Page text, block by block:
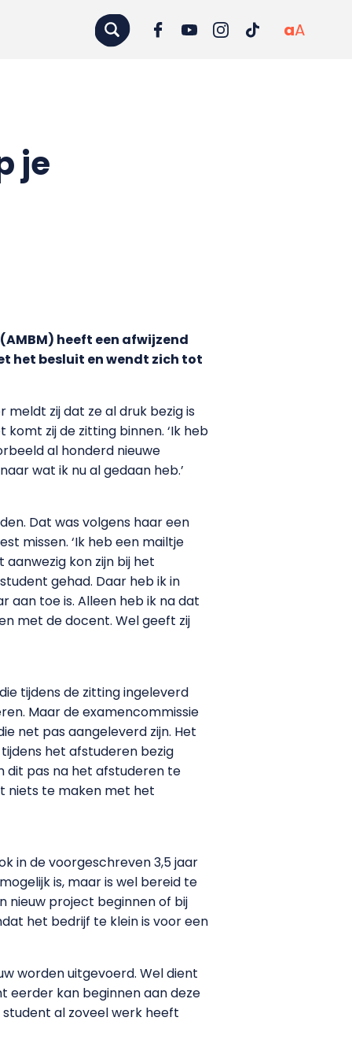
aA
je
heeft een afwijzend
het besluit en wendt zich tot
zij dat ze al druk bezig is
zij de zitting binnen. ‘Ik heb
al honderd nieuwe
wat ik nu al gedaan heb.’
Dat was volgens haar een
missen. ‘Ik heb een mailtje
kon zijn bij het
gehad. Daar heb ik in
toe is. Alleen heb ik na dat
met de docent. Wel geeft zij
tijdens de zitting ingeleverd
Maar de examencommissie
net pas aangeleverd zijn. Het
het afstuderen bezig
dit pas na het afstuderen te
niets te maken met het
in de voorgeschreven 3,5 jaar
is, maar is wel bereid te
nieuw project beginnen of bij
het bedrijf te klein is voor een
worden uitgevoerd. Wel dient
eerder kan beginnen aan deze
al zoveel werk heeft